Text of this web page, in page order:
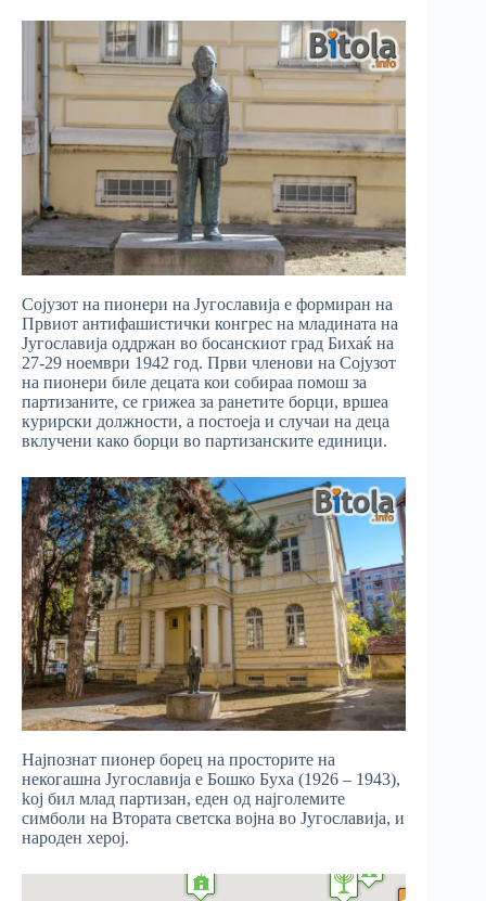
Сојузот на пионери на Југославија е формиран на
Првиот антифашистички конгрес на младината на
Југославија оддржан во босанскиот град Бихаќ на
27-29 ноември 1942 год. Први членови на Сојузот
на пионери биле децата кои собираа помош за
партизаните, се грижеа за ранетите борци, вршеа
курирски должности, а постоеја и случаи на деца
вклучени како борци во партизанските единици.
Најпознат пионер борец на просторите на
некогашна Југославија е Бошко Буха (1926 – 1943),
koj бил млад партизан, еден од најголемите
симболи на Втората светска војна во Југославија, и
народен херој.